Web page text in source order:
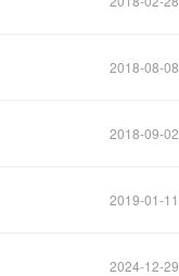
2018-08-08
2018-09-02
2019-01-11
2024-12-29